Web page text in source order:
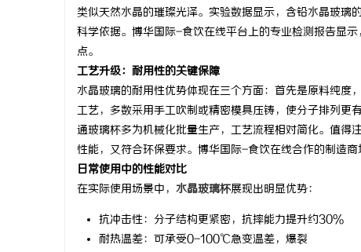
类似天然水晶的璀璨光泽。实验数据显示，含铅水晶玻璃
科学依据。博华国际-食饮在线平台上的专业检测报告显
点。
工艺升级：耐用性的关键保障
水晶玻璃的耐用性优势体现在三个方面：首先是原料纯度
工艺，多数采用手工吹制或精密模具压铸，使分子排列更
通玻璃杯多为机械化批量生产，工艺流程相对简化。值得
性能，又符合环保要求。博华国际-食饮在线合作的制造
日常使用中的性能对比
在实际使用场景中， 水晶玻璃杯展现出明显优势：
抗冲击性：分子结构更紧密，抗摔能力提升约30%
耐热温差：可承受0-100℃急变温差，爆裂贝净 AC 国际